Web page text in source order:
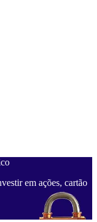
em ações, cartão